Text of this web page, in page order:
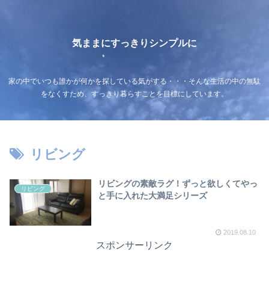
気ままにすっきりシンプルに
家の中でいつも誰かが何かを探している気がする・・・そんな生活の中の無駄
をなくすため、すっきり暮らすことを目標にしています。
リビング
リビング
リビングの素敵ラグ！ずっと欲しくてやっ
と手に入れた大満足シリーズ
2019.08.10
スポンサーリンク